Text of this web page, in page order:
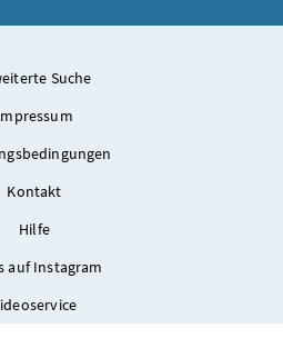
Suche
Kontakt
Hilfe
auf Instagram